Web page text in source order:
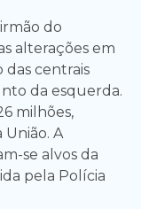
do
alterações em
das centrais
da esquerda.
milhões,
A
se alvos da
pela Polícia